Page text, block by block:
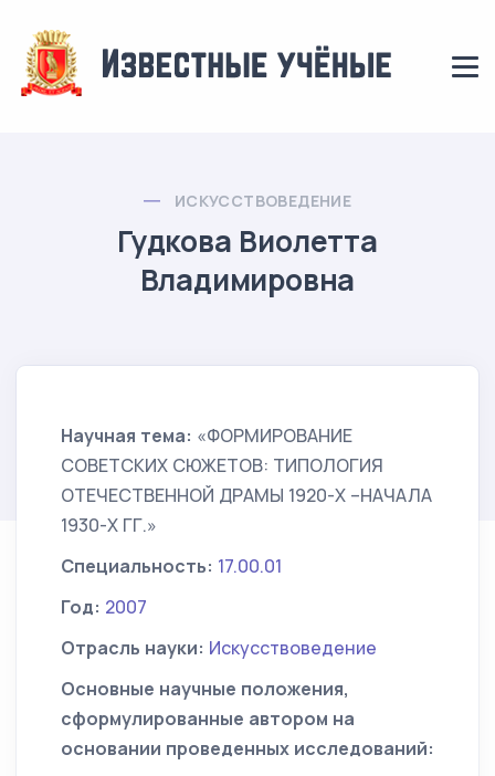
ИСКУССТВОВЕДЕНИЕ
Гудкова Виолетта
Владимировна
Научная тема: «ФОРМИРОВАНИЕ
СОВЕТСКИХ СЮЖЕТОВ: ТИПОЛОГИЯ
ОТЕЧЕСТВЕННОЙ ДРАМЫ 1920-Х –НАЧАЛА
1930-Х ГГ.»
Специальность: 17.00.01
Год: 2007
Отрасль науки: Искусствоведение
Основные научные положения,
сформулированные автором на
основании проведенных исследований: